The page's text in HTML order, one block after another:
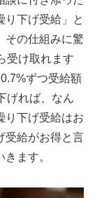
り下げ受給」と
その仕組みに驚
受け取れます
ずつ受給額
げれば、なん
り下げ受給はお
受給がお得と言
ます。